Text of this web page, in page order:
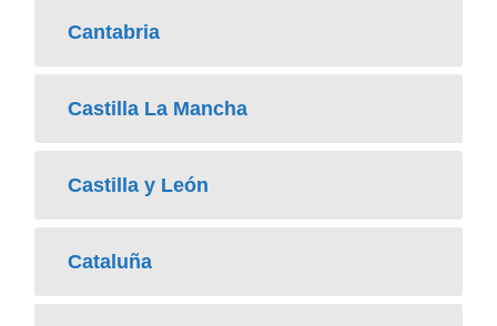
Cantabria
Castilla La Mancha
Castilla y León
Cataluña